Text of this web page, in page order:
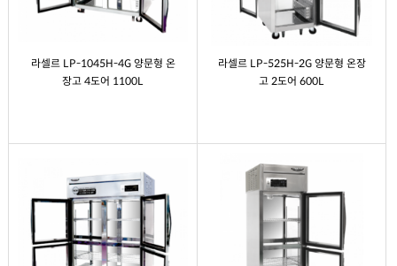
라셀르 LP-1045H-4G 양문형 온
장고 4도어 1100L
라셀르 LP-525H-2G 양문형 온장
고 2도어 600L